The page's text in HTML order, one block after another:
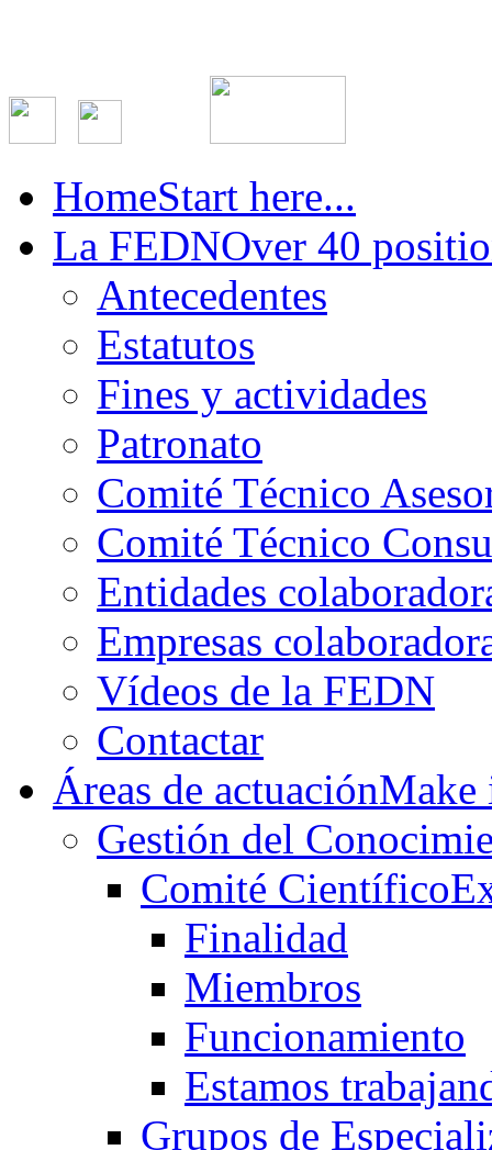
HomeStart here...
La FEDNOver 40
Antecedentes
Estatutos
Fines y actividades
Patronato
Comité Técnico
Comité Técnico
Entidades
Empresas
Vídeos de la FEDN
Contactar
Áreas de actuación
Gestión del
Comité Científico
Finalidad
Miembros
Funcionamiento
Estamos
Grupos de